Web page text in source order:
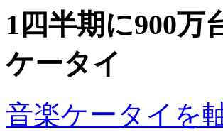
1四半期に900
ケータイ
音楽ケータイを